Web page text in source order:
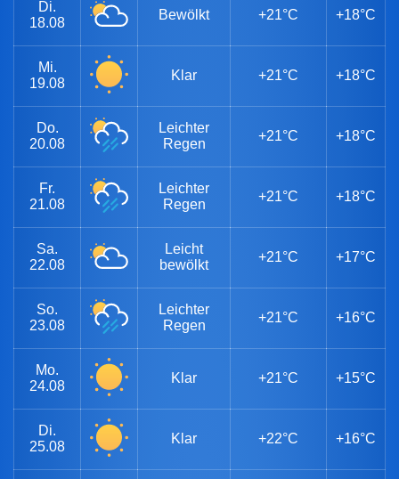
Di.
18.08
Bewölkt +21°C +18°C
Mi.
19.08
Klar +21°C +18°C
Do.
20.08
Leichter
Regen
+21°C +18°C
Fr.
21.08
Leichter
Regen
+21°C +18°C
Sa.
22.08
Leicht
bewölkt
+21°C +17°C
So.
23.08
Leichter
Regen
+21°C +16°C
Mo.
24.08
Klar +21°C +15°C
Di.
25.08
Klar +22°C +16°C